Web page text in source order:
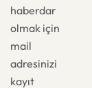
haberdar
olmak için
mail
adresinizi
kayıt